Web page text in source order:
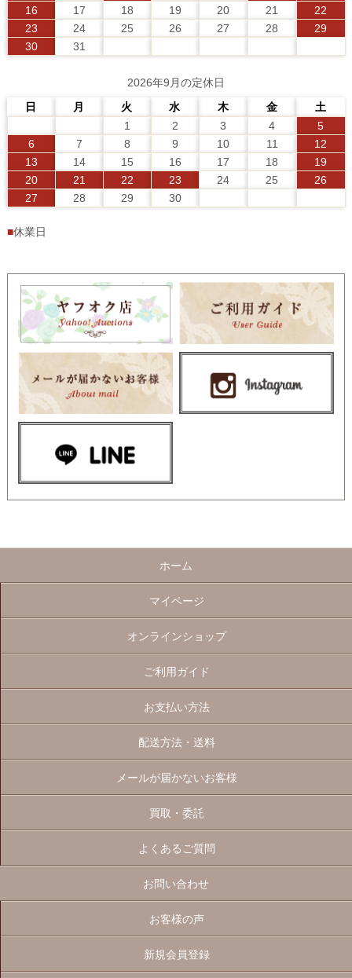
16
17 18 19 20 21
22
23
24 25 26 27 28
29
30
31
2026年9月の定休日
日
月 火 水 木 金
土
1
2 3 4
5
6
7 8 9 10 11
12
13
14 15 16 17 18
19
20
21 22 23 24 25
26
27
28 29 30
■休業日
ホーム
マイページ
オンラインショップ
ご利用ガイド
お支払い方法
配送方法・送料
メールが届かないお客様
買取・委託
よくあるご質問
お問い合わせ
お客様の声
新規会員登録